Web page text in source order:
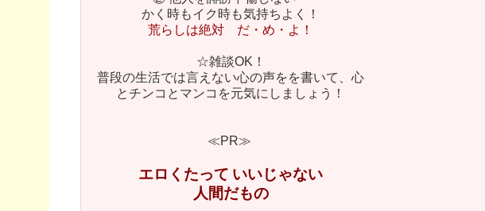
こ :้้้้้้้้้้้้้้้ ้้้้้้้้้้้้้้้้้้้ ้้้้้้้้้้้้้้้้้ ้้้้้้้้้้้้้้้้ ั้้้้้้้้้้้้้้้้้้้้้้้้้้้้้้ ้้้้้้้้้้้้้้้้้้้ ้้้้้้้้้้้้้้้้้ ้้้้้้้้้้้้้้้้ ั้้้้้้้้้้้้้
้้้้้้้้้้้้้้้ ้้้้้้้้้้้้้้้้้้้ ้้้้้้้้้้้้้้้้้ ้้้้้้้้้้้้้้้้ ั้้้้้้้้้้้้้้้้้้้้้้้้้้้้้้ ้้้้้้้้้้้้้้้้้้้ ้้้้้้้้้้้้้้้้้ ้้้้้้้้้้้้้้้้ ั้้้้้้้้้้้้้
こ :้้้้้้้้้้้้้้้ ้้้้้้้้้้้้้้้้้้้ ้้้้้้้้้้้้้้้้้ ้้้้้้้้้้้้้้้้ ั้้้้้้้้้้้้้้้้้้้้้้้้้้้้้้ ้้้้้้้้้้้้้้้้้้้ ้้้้้้้้้้้้้้้้้ ้้้้้้้้้้้้้้้้ ั้้้้้้้้้้้้้
おはよーござます！！
้้้้้้้้้้้้้้้ ้้้้้้้้้้้้้้้้้้้ ้้้้้้้้้้้้้้้้้ ้้้้้้้้้้้้้้้้ ั้้้้้้้้้้้้้้้้้้้้้้้้้้้้้้ ้้้้้้้้้้้้้้้้้้้ ้้้้้้้้้้้้้้้้้ ้้้้้้้้้้้้้้้้ ั้้้้้้้้้้้้้
かく時もイク時も気持ちよく！
荒らしは絶対 だ・め・よ！
☆雑談OK！
普段の生活では言えない心の声をを書いて、心
とチンコとマンコを元気にしましょう！
≪PR≫
エロくたって いいじゃない
人間だもの